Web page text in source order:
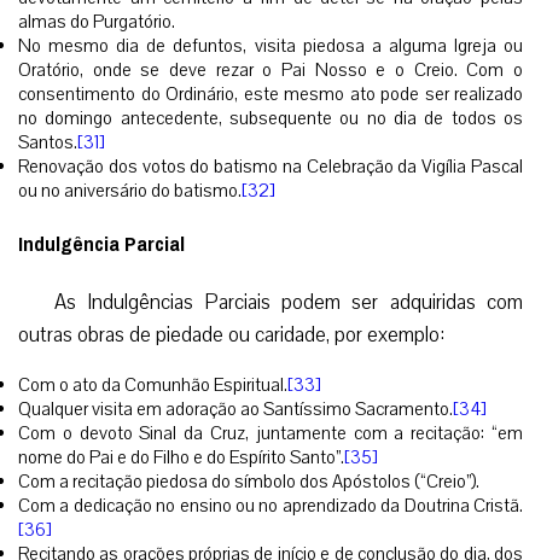
almas do Purgatório.
No mesmo dia de defuntos, visita piedosa a alguma Igreja ou
Oratório, onde se deve rezar o Pai Nosso e o Creio. Com o
consentimento do Ordinário, este mesmo ato pode ser realizado
no domingo antecedente, subsequente ou no dia de todos os
Santos.[31]
Renovação dos votos do batismo na Celebração da Vigília Pascal
ou no aniversário do batismo.[32]
Indulgência Parcial
As Indulgências Parciais podem ser adquiridas com
outras obras de piedade ou caridade, por exemplo:
Com o ato da Comunhão Espiritual.[33]
Qualquer visita em adoração ao Santíssimo Sacramento.[34]
Com o devoto Sinal da Cruz, juntamente com a recitação: “em
nome do Pai e do Filho e do Espírito Santo”.[35]
Com a recitação piedosa do símbolo dos Apóstolos (“Creio”).
Com a dedicação no ensino ou no aprendizado da Doutrina Cristã.
[36]
Recitando as orações próprias de início e de conclusão do dia, dos